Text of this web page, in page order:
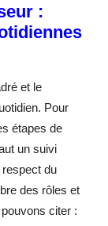
:
et le
Pour
étapes de
un suivi
du
des rôles et
citer :